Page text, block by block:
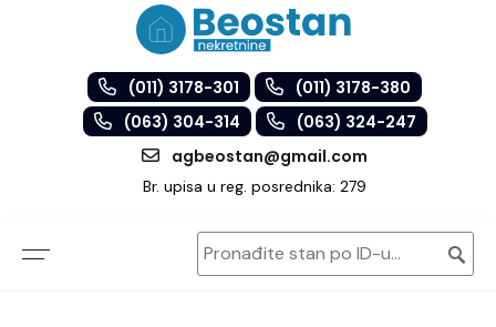
(011) 3178-301
(011) 3178-380
(063) 304-314
(063) 324-247
agbeostan@gmail.com
Br. upisa u reg. posrednika: 279